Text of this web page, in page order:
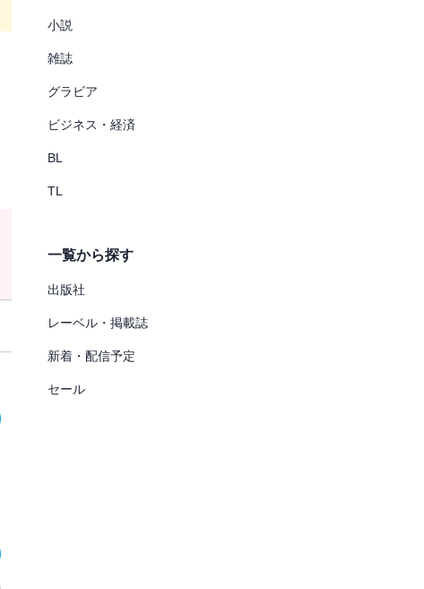
小説
雑誌
グラビア
ビジネス・経済
BL
TL
一覧から探す
出版社
レーベル・掲載誌
新着・配信予定
セール